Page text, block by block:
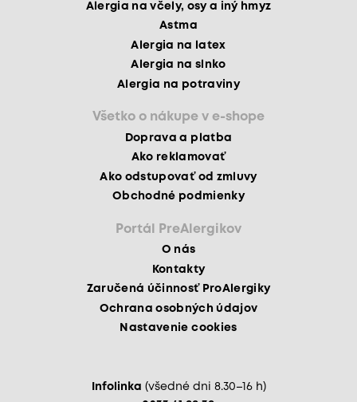
Alergia na včely, osy a iný hmyz
Astma
Alergia na latex
Alergia na slnko
Alergia na potraviny
Všetko o nákupe v e-shope
Doprava a platba
Ako reklamovať
Ako odstupovať od zmluvy
Obchodné podmienky
Portál PreAlergikov
O nás
Kontakty
Zaručená účinnosť ProAlergiky
Ochrana osobných údajov
Nastavenie cookies
Infolinka (všedné dni 8.30–16 h)